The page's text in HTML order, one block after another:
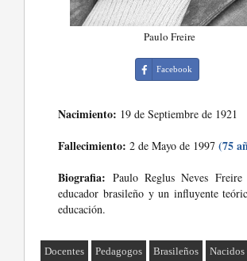
Paulo Freire
Facebook
Nacimiento: 19 de Septiembre de 1921
Fallecimiento: 2 de Mayo de 1997(75
Biografia: Paulo Reglus Neves
educador brasileño y un influyente
educación.
Docentes Pedagogos Brasileños Nacidos